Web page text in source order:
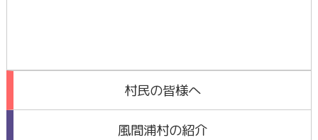
村民の皆様へ
風間浦村の紹介